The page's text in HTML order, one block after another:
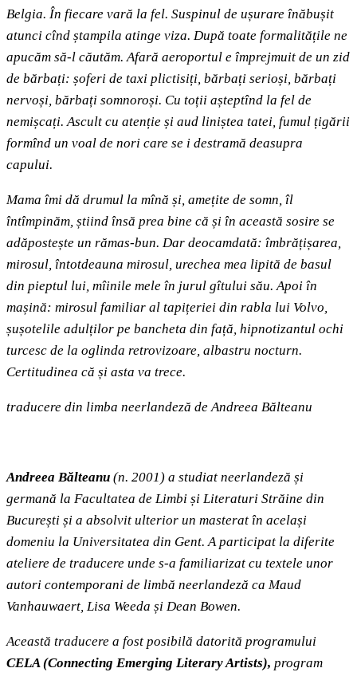
Belgia. În fiecare vară la fel. Suspinul de ușurare înăbușit
atunci cînd ștampila atinge viza. După toate formalitățile ne
apucăm să-l căutăm. Afară aeroportul e împrejmuit de un zid
de bărbați: șoferi de taxi plictisiți, bărbați serioși, bărbați
nervoși, bărbați somnoroși. Cu toții așteptînd la fel de
nemișcați. Ascult cu atenție și aud liniștea tatei, fumul țigării
formînd un voal de nori care se i destramă deasupra
capului.
Mama îmi dă drumul la mînă și, amețite de somn, îl
întîmpinăm, știind însă prea bine că și în această sosire se
adăpostește un rămas-bun. Dar deocamdată: îmbrățișarea,
mirosul, întotdeauna mirosul, urechea mea lipită de basul
din pieptul lui, mîinile mele în jurul gîtului său. Apoi în
mașină: mirosul familiar al tapițeriei din rabla lui Volvo,
șușotelile adulților pe bancheta din față, hipnotizantul ochi
turcesc de la oglinda retrovizoare, albastru nocturn.
Certitudinea că și asta va trece.
traducere din limba neerlandeză de Andreea Bălteanu
Andreea Bălteanu (n. 2001) a studiat neerlandeză și
germană la Facultatea de Limbi și Literaturi Străine din
București și a absolvit ulterior un masterat în același
domeniu la Universitatea din Gent. A participat la diferite
ateliere de traducere unde s‑a familiarizat cu textele unor
autori contemporani de limbă neerlandeză ca Maud
Vanhauwaert, Lisa Weeda și Dean Bowen.
Această traducere a fost posibilă datorită programului
CELA (Connecting Emerging Literary Artists), program